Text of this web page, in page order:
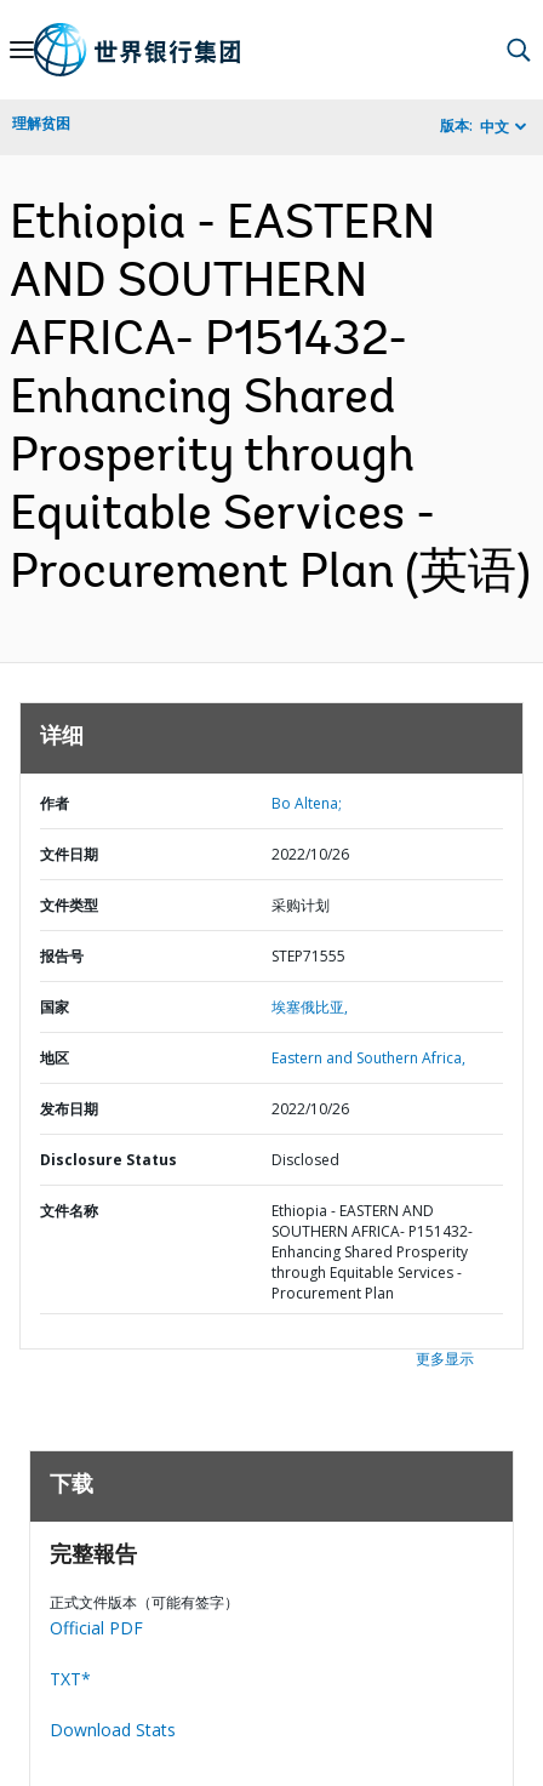
Skip
Navigation
理解贫困 版本: 中文
Ethiopia - EASTERN
AND SOUTHERN
AFRICA- P151432-
Enhancing Shared
Prosperity through
Equitable Services -
Procurement Plan (英语)
详细
作者 Bo Altena;
文件日期 2022/10/26
文件类型 采购计划
报告号 STEP71555
国家 埃塞俄比亚,
地区 Eastern and Southern Africa,
发布日期 2022/10/26
Disclosure Status Disclosed
文件名称
Ethiopia - EASTERN AND
SOUTHERN AFRICA- P151432-
Enhancing Shared Prosperity
through Equitable Services -
Procurement Plan
更多显示
下载
完整報告
正式文件版本（可能有签字）
Official PDF
TXT*
Download Stats